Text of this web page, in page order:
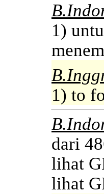
1)
1) to
dari
lihat
lihat